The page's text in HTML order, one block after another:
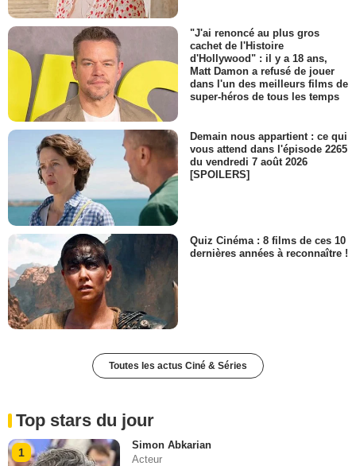
"J'ai renoncé au plus gros
cachet de l'Histoire
d'Hollywood" : il y a 18 ans,
Matt Damon a refusé de jouer
dans l'un des meilleurs films de
super-héros de tous les temps
Demain nous appartient : ce qui
vous attend dans l'épisode 2265
du vendredi 7 août 2026
[SPOILERS]
Quiz Cinéma : 8 films de ces 10
dernières années à reconnaître !
Toutes les actus Ciné & Séries
Top stars du jour
1
Simon Abkarian
Acteur